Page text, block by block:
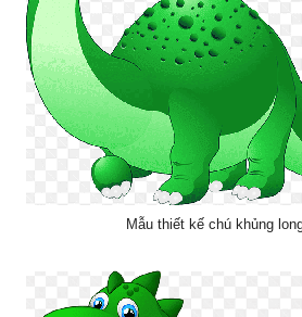
Mẫu thiết kế chú khủng